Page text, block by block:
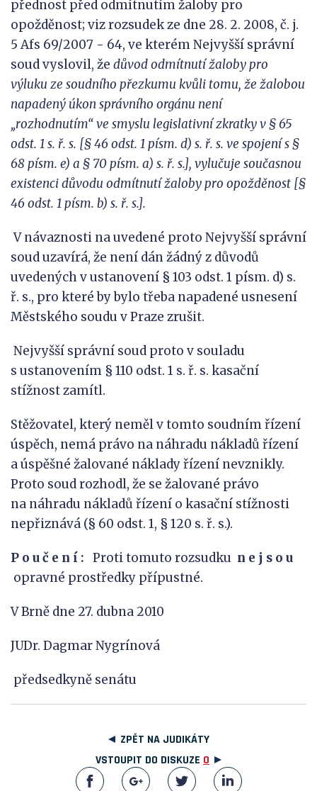
přednost před odmítnutím žaloby pro
opožděnost; viz rozsudek ze dne 28. 2. 2008, č. j.
5 Afs 69/2007 - 64, ve kterém Nejvyšší správní
soud vyslovil, že důvod odmítnutí žaloby pro
výluku ze soudního přezkumu kvůli tomu, že žalobou
napadený úkon správního orgánu není
„rozhodnutím“ ve smyslu legislativní zkratky v § 65
odst. 1 s. ř. s. [§ 46 odst. 1 písm. d) s. ř. s. ve spojení s §
68 písm. e) a § 70 písm. a) s. ř. s.], vylučuje současnou
existenci důvodu odmítnutí žaloby pro opožděnost [§
46 odst. 1 písm. b) s. ř. s.].
V návaznosti na uvedené proto Nejvyšší správní
soud uzavírá, že není dán žádný z důvodů
uvedených v ustanovení § 103 odst. 1 písm. d) s.
ř. s., pro které by bylo třeba napadené usnesení
Městského soudu v Praze zrušit.
Nejvyšší správní soud proto v souladu
s ustanovením § 110 odst. 1 s. ř. s. kasační
stížnost zamítl.
Stěžovatel, který neměl v tomto soudním řízení
úspěch, nemá právo na náhradu nákladů řízení
a úspěšné žalované náklady řízení nevznikly.
Proto soud rozhodl, že se žalované právo
na náhradu nákladů řízení o kasační stížnosti
nepřiznává (§ 60 odst. 1, § 120 s. ř. s.).
P o uč e n í : Proti tomuto rozsudku n e j s o u
opravné prostředky přípustné.
V Brně dne 27. dubna 2010
JUDr. Dagmar Nygrínová
předsedkyně senátu
ZPĚT NA JUDIKÁTY
VSTOUPIT DO DISKUZE 0